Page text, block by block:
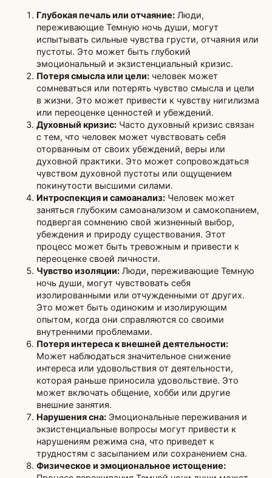
Глубокая печаль или отчаяние: Люди,
переживающие Темную ночь души, могут
испытывать сильные чувства грусти, отчаяния или
пустоты. Это может быть глубокий
эмоциональный и экзистенциальный кризис.
Потеря смысла или цели: человек может
сомневаться или потерять чувство смысла и цели
в жизни. Это может привести к чувству нигилизма
или переоценке ценностей и убеждений.
Духовный кризис: Часто духовный кризис связан
с тем, что человек может чувствовать себя
оторванным от своих убеждений, веры или
духовной практики. Это может сопровождаться
чувством духовной пустоты или ощущением
покинутости высшими силами.
Интроспекция и самоанализ: Человек может
заняться глубоким самоанализом и самокопанием,
подвергая сомнению свой жизненный выбор,
убеждения и природу существования. Этот
процесс может быть тревожным и привести к
переоценке своей личности.
Чувство изоляции: Люди, переживающие Темную
ночь души, могут чувствовать себя
изолированными или отчужденными от других.
Это может быть одиноким и изолирующим
опытом, когда они справляются со своими
внутренними проблемами.
Потеря интереса к внешней деятельности:
Может наблюдаться значительное снижение
интереса или удовольствия от деятельности,
которая раньше приносила удовольствие. Это
может включать общение, хобби или другие
внешние занятия.
Нарушения сна: Эмоциональные переживания и
экзистенциальные вопросы могут привести к
нарушениям режима сна, что приведет к
трудностям с засыпанием или сохранением сна.
Физическое и эмоциональное истощение: